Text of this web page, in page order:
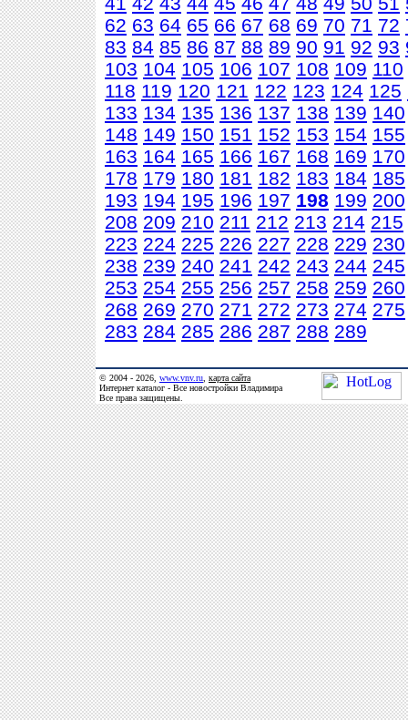
62 63 64 65 66 67 68 69 70 71 72
83 84 85 86 87 88 89 90 91 92 93
103 104 105 106 107 108 109 110
118 119 120 121 122 123 124 125
133 134 135 136 137 138 139 140
148 149 150 151 152 153 154 155
163 164 165 166 167 168 169 170
178 179 180 181 182 183 184 185
193 194 195 196 197 198 199 200
208 209 210 211 212 213 214 215
223 224 225 226 227 228 229 230
238 239 240 241 242 243 244 245
253 254 255 256 257 258 259 260
268 269 270 271 272 273 274 275
283 284 285 286 287 288 289
© 2004 - 2026, www.vnv.ru карта сайта
Интернет каталог - Все новостройки Владимира
Все права защищены.